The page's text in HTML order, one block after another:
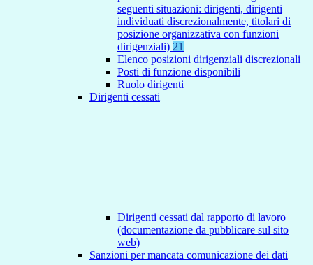
seguenti situazioni: dirigenti, dirigenti
individuati discrezionalmente, titolari di
posizione organizzativa con funzioni
dirigenziali) 21
Elenco posizioni dirigenziali discrezionali
Posti di funzione disponibili
Ruolo dirigenti
Dirigenti cessati
Dirigenti cessati dal rapporto di lavoro
(documentazione da pubblicare sul sito
web)
Sanzioni per mancata comunicazione dei dati